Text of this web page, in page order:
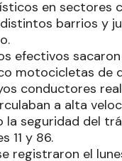
en sectores
barrios y
efectivos
motocicletas de
conductores
a alta
la seguridad del
11 y 86.
registraron el